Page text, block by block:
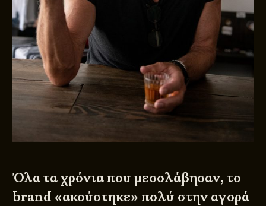
Όλα τα χρόνια που μεσολάβησαν, το
brand «ακούστηκε» πολύ στην αγορά